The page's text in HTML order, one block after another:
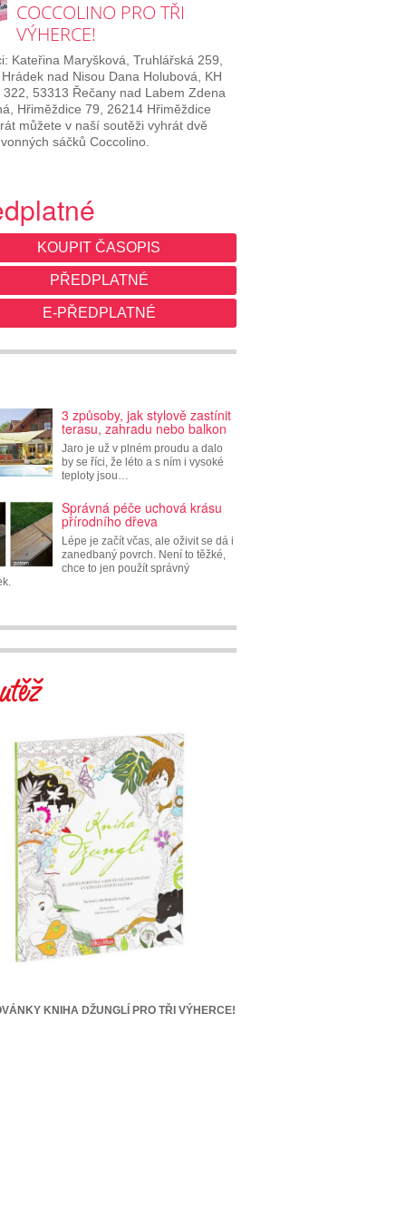
COCCOLINO PRO TŘI
VÝHERCE!
Kateřina Maryšková, Truhlářská 259,
nad Nisou Dana Holubová, KH
322, 53313 Řečany nad Labem Zdena
Hřiměždice 79, 26214 Hřiměždice
můžete v naší soutěži vyhrát dvě
sáčků Coccolino.
KOUPIT ČASOPIS
PŘEDPLATNÉ
E-PŘEDPLATNÉ
3 způsoby, jak stylově zastínit
terasu, zahradu nebo balkon
Jaro je už v plném proudu a dalo
by se říci, že léto a s ním i vysoké
teploty jsou…
Správná péče uchová krásu
přírodního dřeva
Lépe je začít včas, ale oživit se dá i
zanedbaný povrch. Není to těžké,
chce to jen použít správný
KNIHA DŽUNGLÍ PRO TŘI VÝHERCE!